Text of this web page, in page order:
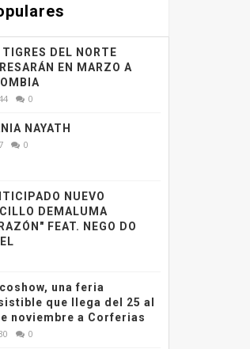
TIGRES DEL NORTE
EN MARZO A
0
NAYATH
0
NUEVO
DEMALUMA
FEAT. NEGO DO
una feria
que llega del 25 al
noviembre a Corferias
0